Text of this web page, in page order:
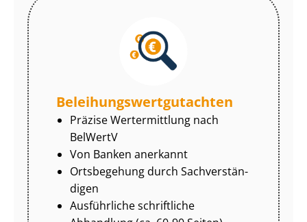
Be­lei­hungs­wert­gut­ach­ten
Präzise Wertermittlung nach
BelWertV
Von Banken anerkannt
Ortsbegehung durch Sach­ver­stän­
di­gen
Ausführliche schriftliche